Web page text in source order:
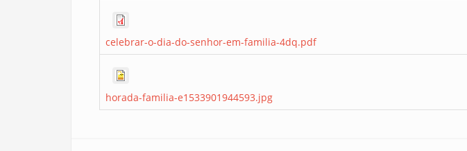
celebrar-o-dia-do-senhor-em-familia-4dq.pdf
horada-familia-e1533901944593.jpg